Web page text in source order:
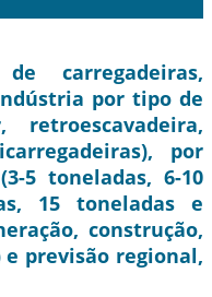
carregadeiras,
por tipo de
por
5 toneladas, 6-10
15 toneladas e
construção,
previsão regional,